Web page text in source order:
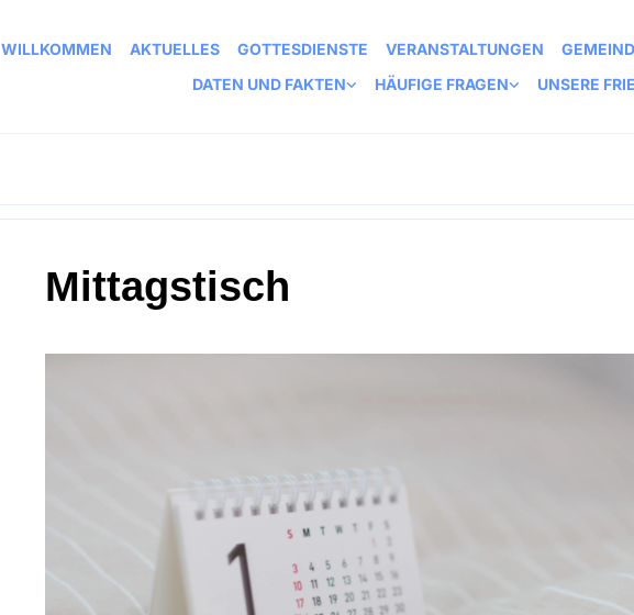
WILLKOMMEN AKTUELLES GOTTESDIENSTE VERANSTALTUNGEN
DATEN UND FAKTEN
HÄUFIGE FRAGEN UNSERE
Mittagstisch